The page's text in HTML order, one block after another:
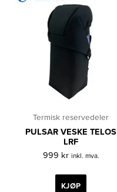
Termisk reservedeler
PULSAR VESKE TELOS
LRF
999 kr inkl. mva.
KJØP